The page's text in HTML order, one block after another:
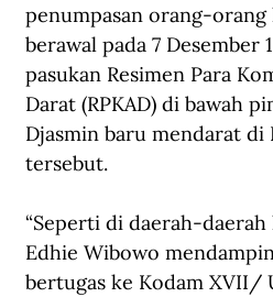
penumpasan orang-
berawal pada 7 Desember
pasukan Resimen Para
Darat (RPKAD) di bawah
Djasmin baru mendarat di
tersebut.
“Seperti di daerah-
Edhie Wibowo
bertugas ke Kodam XVII/